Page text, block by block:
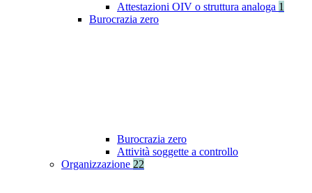
Attestazioni OIV o struttura analoga 1
Burocrazia zero
Burocrazia zero
Attività soggette a controllo
Organizzazione 22